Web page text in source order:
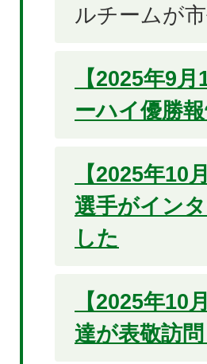
ルチームが
【2025年9
ーハイ優勝
【2025年10
選手がイン
した
【2025年10
達が表敬訪